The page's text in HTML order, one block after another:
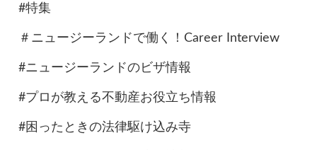
#特集
＃ニュージーランドで働く！Career Interview
#ニュージーランドのビザ情報
#プロが教える不動産お役立ち情報
#困ったときの法律駆け込み寺